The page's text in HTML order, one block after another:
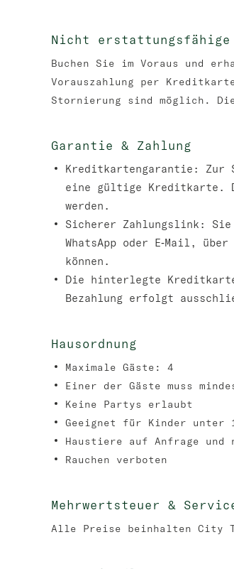
Nicht erstattungsfähige
Buchen Sie im Voraus und
Vorauszahlung per
Stornierung sind möglich.
Garantie & Zahlung
Kreditkartengarantie:
Zur
eine gültige Kreditkarte.
werden.
Sicherer Zahlungslink:
WhatsApp oder E‑Mail,
können.
Die hinterlegte
Bezahlung erfolgt
Hausordnung
Maximale Gäste: 4
Einer der Gäste muss
Keine Partys erlaubt
Geeignet für Kinder unter
Haustiere auf Anfrage und
Rauchen verboten
Mehrwertsteuer &
Alle Preise beinhalten City